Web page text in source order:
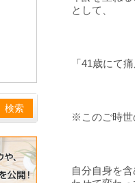
として、
「41歳にて
※このご時世
自分自身を